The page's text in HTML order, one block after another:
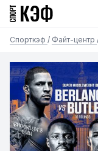
Спорткэф / Файт-центр